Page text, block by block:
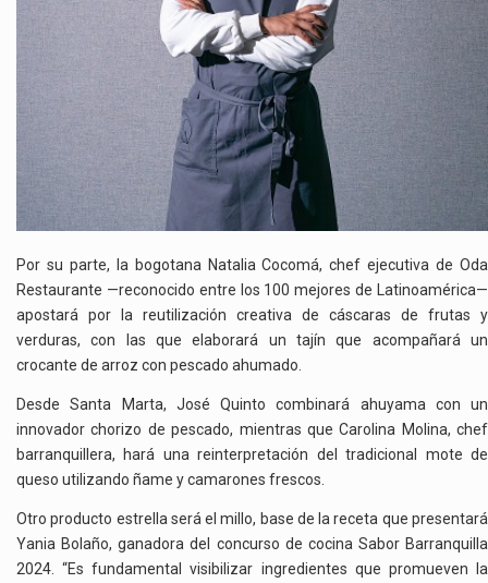
Por su parte, la bogotana Natalia Cocomá, chef ejecutiva de Oda
Restaurante —reconocido entre los 100 mejores de Latinoamérica—
apostará por la reutilización creativa de cáscaras de frutas y
verduras, con las que elaborará un tajín que acompañará un
crocante de arroz con pescado ahumado.
Desde Santa Marta, José Quinto combinará ahuyama con un
innovador chorizo de pescado, mientras que Carolina Molina, chef
barranquillera, hará una reinterpretación del tradicional mote de
queso utilizando ñame y camarones frescos.
Otro producto estrella será el millo, base de la receta que presentará
Yania Bolaño, ganadora del concurso de cocina Sabor Barranquilla
2024. “Es fundamental visibilizar ingredientes que promueven la